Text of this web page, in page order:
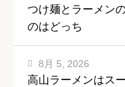
つけ麺とラーメン
のはどっち
高山ラーメンはス
8月 5, 2026